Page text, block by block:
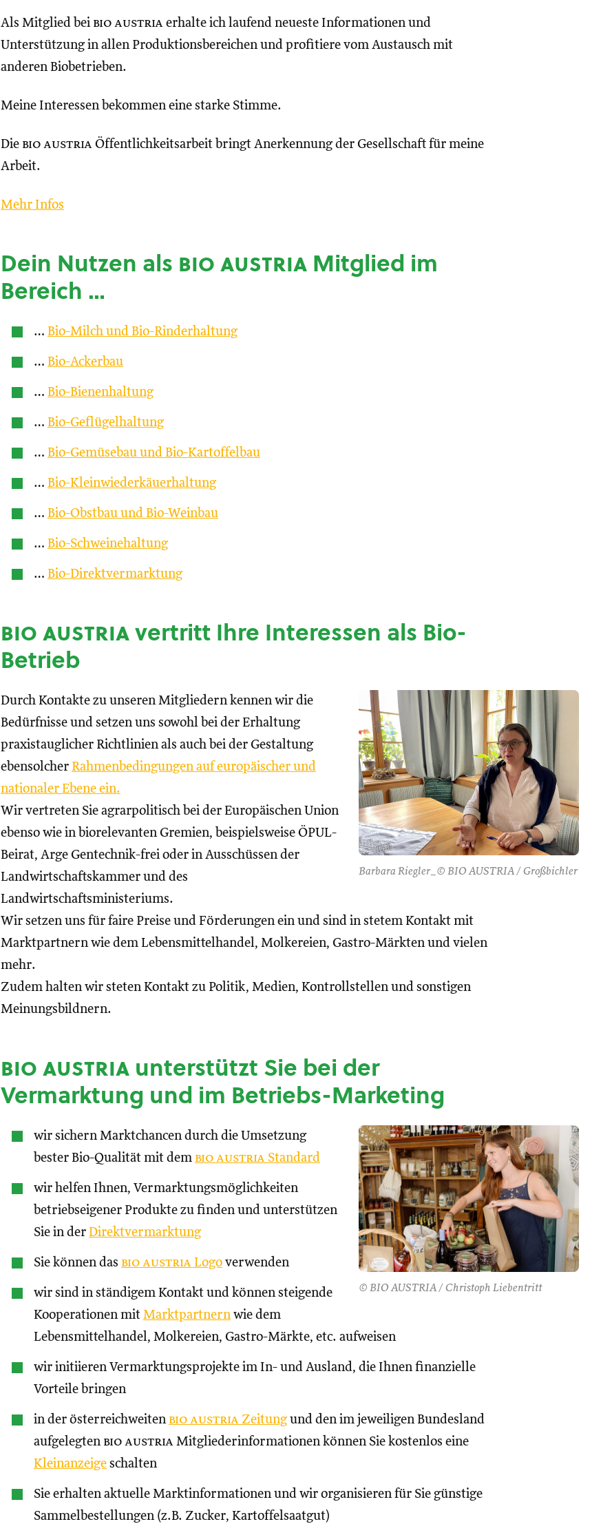
Als Mitglied bei bio austria erhalte ich laufend neueste Informationen und
Unterstützung in allen Produktionsbereichen und profitiere vom Austausch mit
anderen Biobetrieben.
Meine Interessen bekommen eine starke Stimme.
Die bio austria Öffentlichkeitsarbeit bringt Anerkennung der Gesellschaft für meine
Arbeit.
Mehr Infos
Dein Nutzen als bio austria Mitglied im
Bereich …
… Bio-Milch und Bio-Rinderhaltung
… Bio-Ackerbau
… Bio-Bienenhaltung
… Bio-Geflügelhaltung
… Bio-Gemüsebau und Bio-Kartoffelbau
… Bio-Kleinwiederkäuerhaltung
… Bio-Obstbau und Bio-Weinbau
… Bio-Schweinehaltung
… Bio-Direktvermarktung
bio austriavertritt Ihre Interessen als Bio-
Betrieb
Barbara Riegler_© BIO AUSTRIA / Großbichler
Durch Kontakte zu unseren Mitgliedern kennen wir die
Bedürfnisse und setzen uns sowohl bei der Erhaltung
praxistauglicher Richtlinien als auch bei der Gestaltung
ebensolcher Rahmenbedingungen auf europäischer und
nationaler Ebene ein.
Wir vertreten Sie agrarpolitisch bei der Europäischen Union
ebenso wie in biorelevanten Gremien, beispielsweise ÖPUL-
Beirat, Arge Gentechnik-frei oder in Ausschüssen der
Landwirtschaftskammer und des
Landwirtschaftsministeriums.
Wir setzen uns für faire Preise und Förderungen ein und sind in stetem Kontakt mit
Marktpartnern wie dem Lebensmittelhandel, Molkereien, Gastro-Märkten und vielen
mehr.
Zudem halten wir steten Kontakt zu Politik, Medien, Kontrollstellen und sonstigen
Meinungsbildnern.
bio austria unterstützt Sie bei der
Vermarktung und im Betriebs-Marketing
© BIO AUSTRIA / Christoph Liebentritt
wir sichern Marktchancen durch die Umsetzung
bester Bio-Qualität mit dem bio austria Standard
wir helfen Ihnen, Vermarktungsmöglichkeiten
betriebseigener Produkte zu finden und unterstützen
Sie in der Direktvermarktung
Sie können das bio austria Logo verwenden
wir sind in ständigem Kontakt und können steigende
Kooperationen mit Marktpartnernwie dem
Lebensmittelhandel, Molkereien, Gastro-Märkte, etc. aufweisen
wir initiieren Vermarktungsprojekte im In- und Ausland, die Ihnen finanzielle
Vorteile bringen
in der österreichweiten bio austria Zeitungund den im jeweiligen Bundesland
aufgelegten bio austria Mitgliederinformationen können Sie kostenlos eine
Kleinanzeige schalten
Sie erhalten aktuelle Marktinformationen und wir organisieren für Sie günstige
Sammelbestellungen (z.B. Zucker, Kartoffelsaatgut)